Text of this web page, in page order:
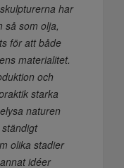
har
så som olja,
för att både
materialitet.
och
starka
naturen
olika stadier
idéer